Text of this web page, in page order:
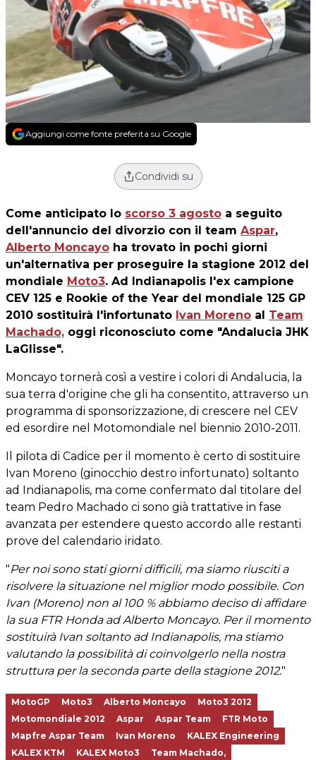
Aggiungi come fonte preferita su Google
Condividi su
Come anticipato lo scorso 3 agosto a seguito
dell'annuncio del divorzio con il team Aspar,
Alberto Moncayo ha trovato in pochi giorni
un'alternativa per proseguire la stagione 2012 del
mondiale Moto3. Ad Indianapolis l'ex campione
CEV 125 e Rookie of the Year del mondiale 125 GP
2010 sostituirà l'infortunato Ivan Moreno al Team
Machado, oggi riconosciuto come "Andalucia JHK
LaGlisse".
Moncayo tornerà così a vestire i colori di Andalucia, la
sua terra d'origine che gli ha consentito, attraverso un
programma di sponsorizzazione, di crescere nel CEV
ed esordire nel Motomondiale nel biennio 2010-2011.
Il pilota di Cadice per il momento è certo di sostituire
Ivan Moreno (ginocchio destro infortunato) soltanto
ad Indianapolis, ma come confermato dal titolare del
team Pedro Machado ci sono già trattative in fase
avanzata per estendere questo accordo alle restanti
prove del calendario iridato.
"Per noi sono stati giorni difficili, ma siamo riusciti a
risolvere la situazione nel miglior modo possibile. Con
Ivan (Moreno) non al 100 % abbiamo deciso di affidare
la sua FTR Honda ad Alberto Moncayo. Per il momento
sostituirà Ivan soltanto ad Indianapolis, ma stiamo
valutando la possibilità di coinvolgerlo nella nostra
struttura per la seconda parte della stagione 2012."
MotoGP Moto3 Alberto Moncayo
Moto3 2012
Motomondiale 2012
Aspar Aspar Team
FTR Moto
Mapfre Aspar Team
Ivan Moreno
KALEX Engineering
KALEX KTM
KALEX Moto3 Team Machado,